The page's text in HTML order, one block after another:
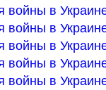
войны в
войны в
войны в
войны в
войны в